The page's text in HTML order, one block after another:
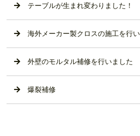
テーブルが生まれ変わりました！
海外メーカー製クロスの施工を行
外壁のモルタル補修を行いました
爆裂補修